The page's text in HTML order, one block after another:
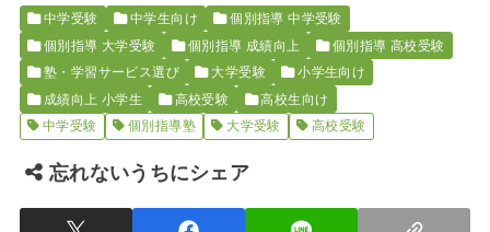
中学受験 中学生向け
個別指導 中学受験
個別指導 大学受験
個別指導 成績向上
個別指導 高校受験
塾・学習サービス選び
大学受験
小学生向け
成績向上 小学生
高校受験
高校生向け
中学受験
個別指導塾 大学受験 高校受験
忘れないうちにシェア